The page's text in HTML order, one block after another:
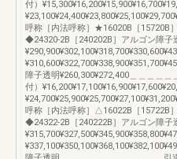
付）
呼称［内法呼称］★16020B［15720B
◆24320-2B［240202B］アルゴン障子
障子透明¥260,300¥272,400＿＿＿＿
付）
呼称［内法呼称］△16022B［15722B
◆24322-2B［240222B］アルゴン障子